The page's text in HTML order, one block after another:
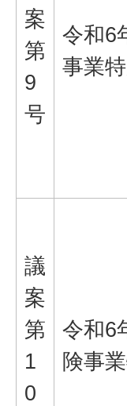
案
第
9
号
令和6
事業
議
案
第
1
0
令和6
険事